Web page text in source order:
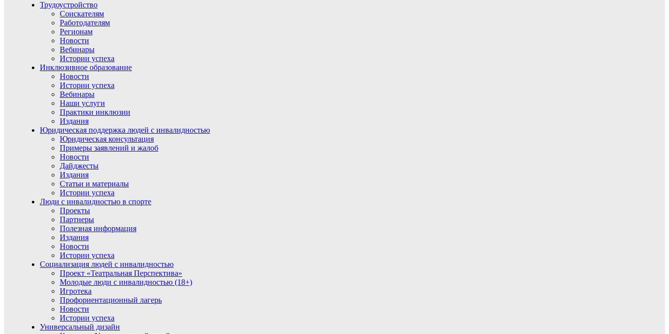
Трудоустройство
Соискателям
Работодателям
Регионам
Новости
Вебинары
Истории успеха
Инклюзивное образование
Новости
Истории успеха
Вебинары
Наши услуги
Практики инклюзии
Издания
Юридическая поддержка людей с инвалидностью
Юридическая консультация
Примеры заявлений и жалоб
Новости
Дайджесты
Издания
Статьи и материалы
Истории успеха
Люди с инвалидностью в спорте
Проекты
Партнеры
Полезная информация
Издания
Новости
Истории успеха
Социализация людей с инвалидностью
Проект «Театральная Перспектива»
Молодые люди с инвалидностью (18+)
Игротека
Профориентационный лагерь
Новости
Истории успеха
Универсальный дизайн